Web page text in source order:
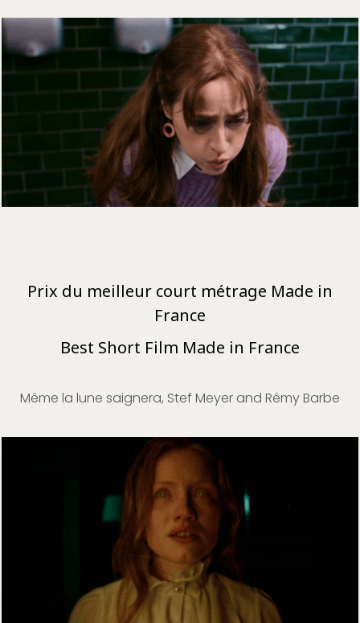
Prix du meilleur court métrage Made in
France
Best Short Film Made in France
Même la lune saignera, Stef Meyer and Rémy Barbe